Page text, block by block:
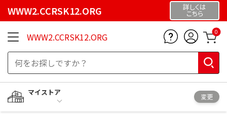
WWW2.CCRSK12.ORG 詳しくは
こちら
WWW2.CCRSK12.ORG 0
マイストア
変更